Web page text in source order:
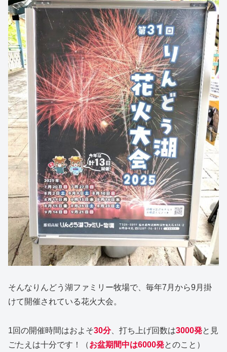
そんなりんどう湖ファミリー牧場で、毎年7月から9月掛
けて開催されている花火大会。
1回の開催時間はおよそ30分、打ち上げ回数は3000発と見
ごたえは十分です！（お盆期間中は6000発とのこと）